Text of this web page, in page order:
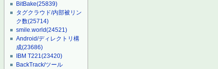
BitBake(25839)
タグクラウド/内部被リン
ク数(25714)
smile.world(24521)
Android/ディレクトリ構
成(23686)
IBM T221(23420)
BackTrack/ツール